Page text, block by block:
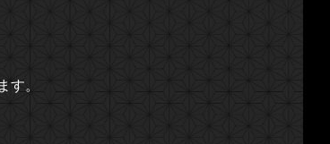
す。